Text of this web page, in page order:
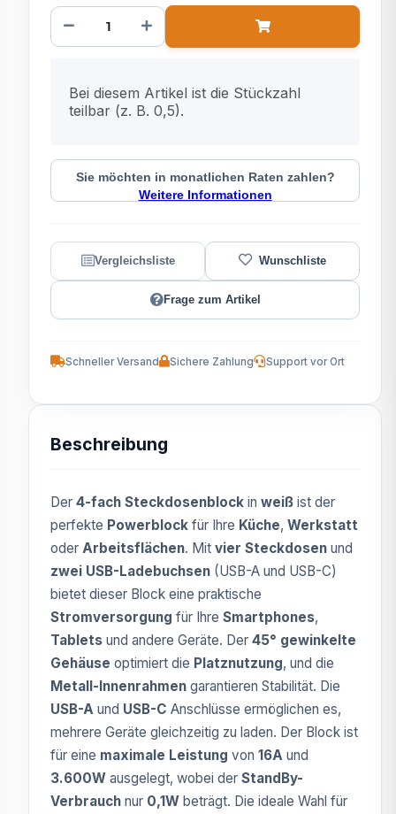
Bei diesem Artikel ist die Stückzahl
teilbar (z. B. 0,5).
Sie möchten in monatlichen Raten zahlen?
Weitere Informationen
Frage zum Artikel
Schneller Versand Sichere Zahlung Support vor Ort
Beschreibung
Der 4-fach Steckdosenblock in weiß ist der
perfekte Powerblock für Ihre Küche, Werkstatt
oder Arbeitsflächen. Mit vier Steckdosen und
zwei USB-Ladebuchsen (USB-A und USB-C)
bietet dieser Block eine praktische
Stromversorgung für Ihre Smartphones,
Tablets und andere Geräte. Der 45° gewinkelte
Gehäuse optimiert die Platznutzung, und die
Metall-Innenrahmen garantieren Stabilität. Die
USB-A und USB-C Anschlüsse ermöglichen es,
mehrere Geräte gleichzeitig zu laden. Der Block ist
für eine maximale Leistung von 16A und
3.600W ausgelegt, wobei der StandBy-
Verbrauch nur 0,1W beträgt. Die ideale Wahl für